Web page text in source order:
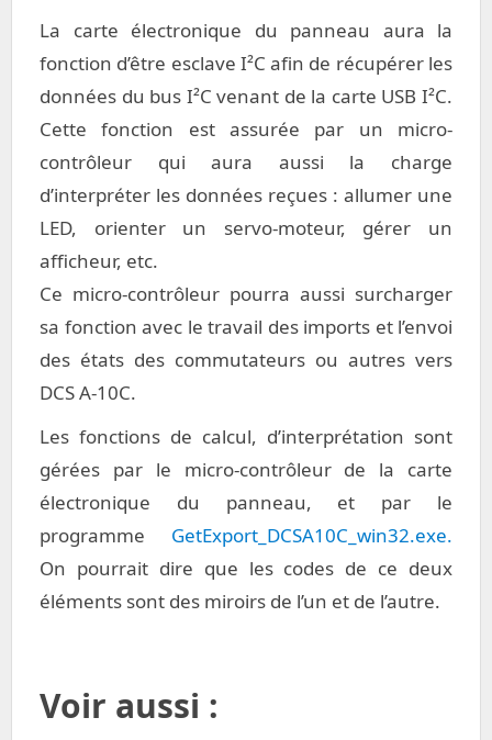
La carte électronique du panneau aura la
fonction d’être esclave I²C afin de récupérer les
données du bus I²C venant de la carte USB I²C.
Cette fonction est assurée par un micro-
contrôleur qui aura aussi la charge
d’interpréter les données reçues : allumer une
LED, orienter un servo-moteur, gérer un
afficheur, etc.
Ce micro-contrôleur pourra aussi surcharger
sa fonction avec le travail des imports et l’envoi
des états des commutateurs ou autres vers
DCS A-10C.
Les fonctions de calcul, d’interprétation sont
gérées par le micro-contrôleur de la carte
électronique du panneau, et par le
programme GetExport_DCSA10C_win32.exe.
On pourrait dire que les codes de ce deux
éléments sont des miroirs de l’un et de l’autre.
Voir aussi :